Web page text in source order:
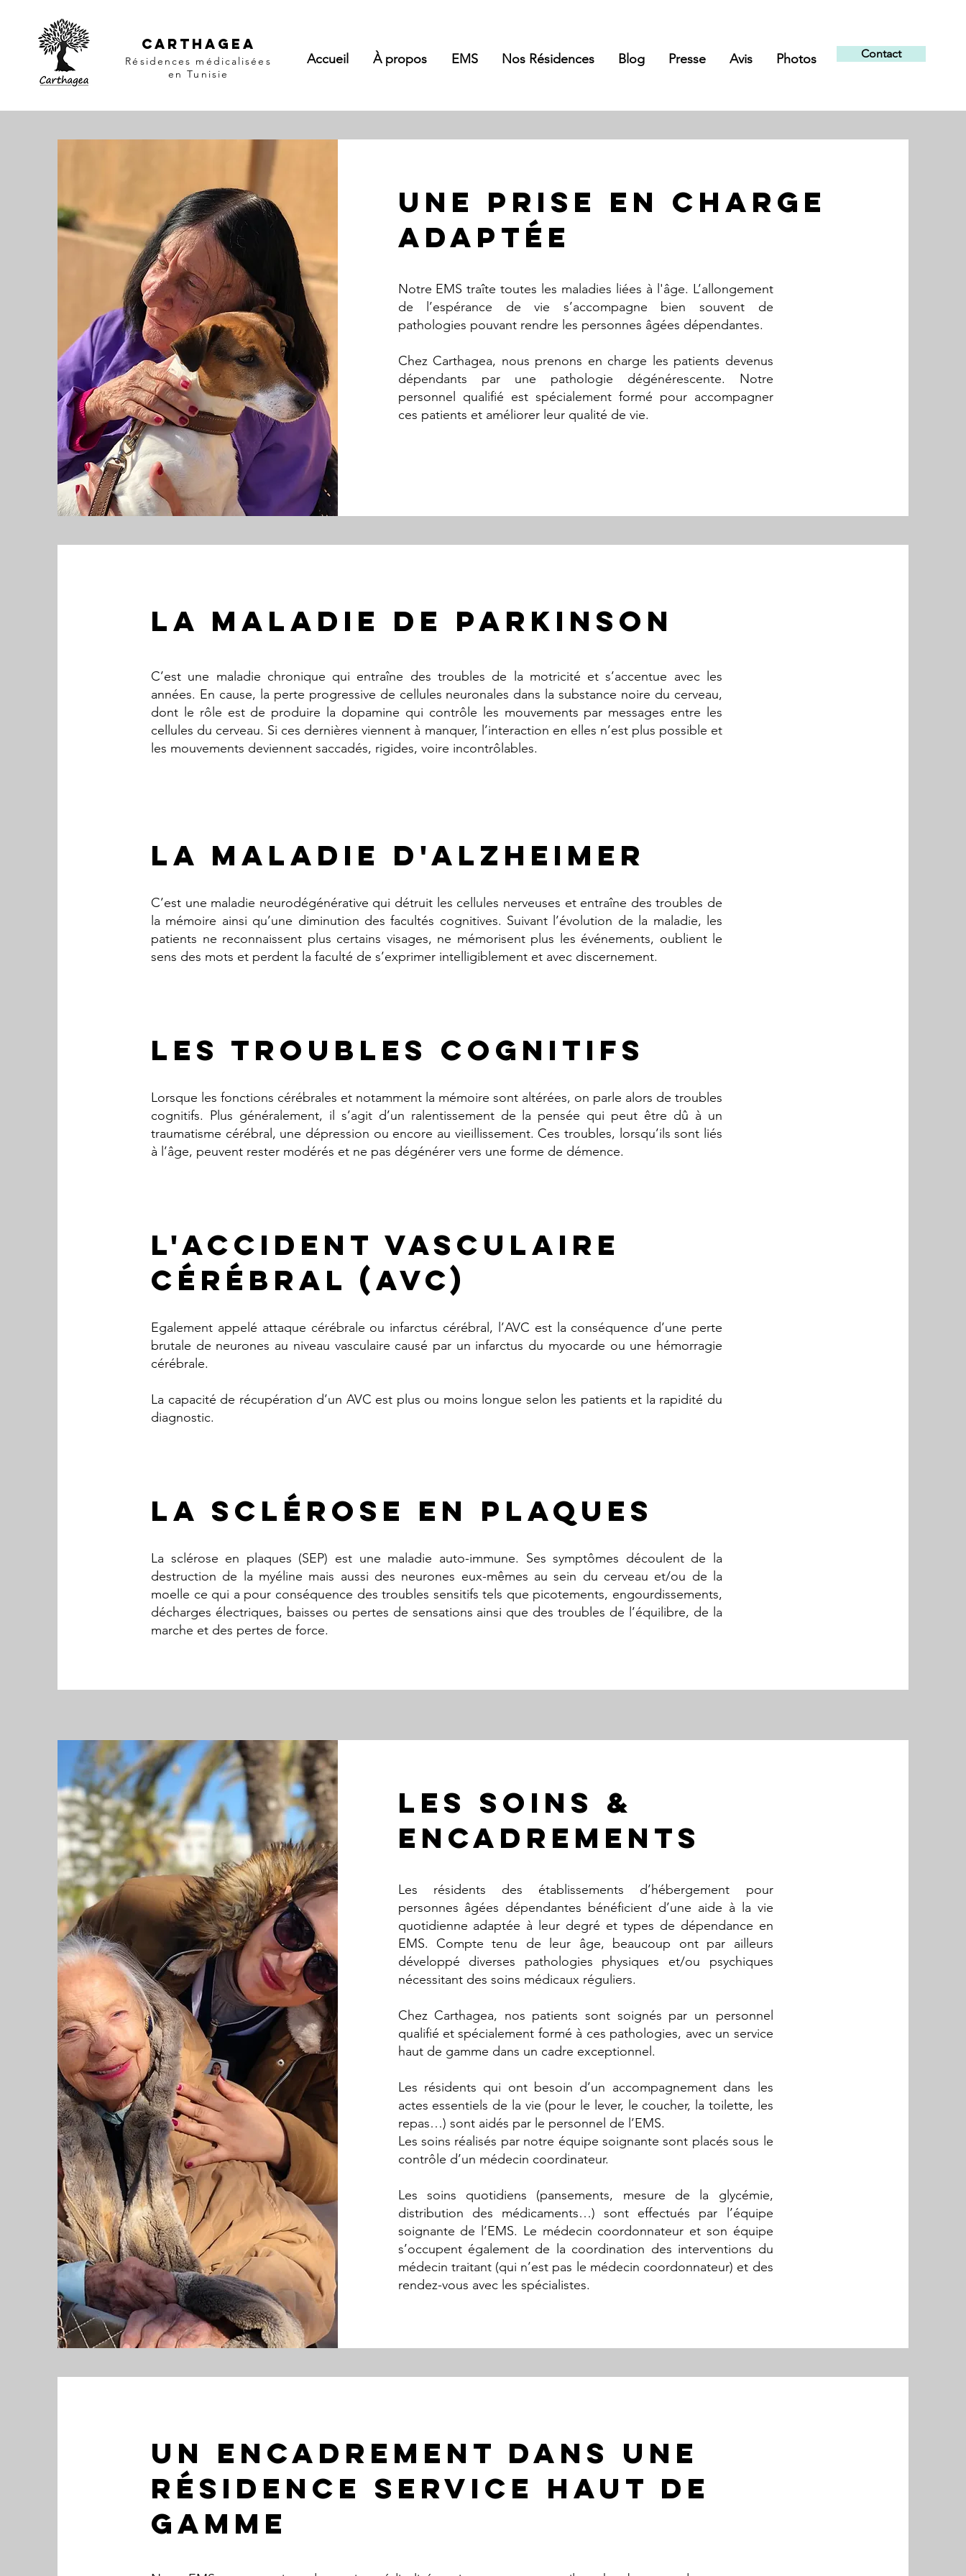
CARTHAGEA
Résidences médicalisées
en Tunisie
Accueil À propos EMS Nos Résidences Blog Presse Avis Photos Contact
UNE PRISE EN CHARGE
ADAPTée
Notre EMS traîte toutes les maladies liées à l'âge. L’allongement
de l’espérance de vie s’accompagne bien souvent de
pathologies pouvant rendre les personnes âgées dépendantes.
Chez Carthagea, nous prenons en charge les patients devenus
dépendants par une pathologie dégénérescente. Notre
personnel qualifié est spécialement formé pour accompagner
ces patients et améliorer leur qualité de vie.
LA MALADIE DE PARKINSON
C’est une maladie chronique qui entraîne des troubles de la motricité et s’accentue avec les
années. En cause, la perte progressive de cellules neuronales dans la substance noire du cerveau,
dont le rôle est de produire la dopamine qui contrôle les mouvements par messages entre les
cellules du cerveau. Si ces dernières viennent à manquer, l’interaction en elles n’est plus possible et
les mouvements deviennent saccadés, rigides, voire incontrôlables.
LA MALADIE D'alzheimer
C’est une maladie neurodégénérative qui détruit les cellules nerveuses et entraîne des troubles de
la mémoire ainsi qu’une diminution des facultés cognitives. Suivant l’évolution de la maladie, les
patients ne reconnaissent plus certains visages, ne mémorisent plus les événements, oublient le
sens des mots et perdent la faculté de s’exprimer intelligiblement et avec discernement.
les troubles cognitifs
Lorsque les fonctions cérébrales et notamment la mémoire sont altérées, on parle alors de troubles
cognitifs. Plus généralement, il s’agit d’un ralentissement de la pensée qui peut être dû à un
traumatisme cérébral, une dépression ou encore au vieillissement. Ces troubles, lorsqu’ils sont liés
à l’âge, peuvent rester modérés et ne pas dégénérer vers une forme de démence.
l'accident vasculaire
cérébral (AVC)
Egalement appelé attaque cérébrale ou infarctus cérébral, l’AVC est la conséquence d’une perte
brutale de neurones au niveau vasculaire causé par un infarctus du myocarde ou une hémorragie
cérébrale.
La capacité de récupération d’un AVC est plus ou moins longue selon les patients et la rapidité du
diagnostic.
LA SCLérose en plaques
La sclérose en plaques (SEP) est une maladie auto-immune. Ses symptômes découlent de la
destruction de la myéline mais aussi des neurones eux-mêmes au sein du cerveau et/ou de la
moelle ce qui a pour conséquence des troubles sensitifs tels que picotements, engourdissements,
décharges électriques, baisses ou pertes de sensations ainsi que des troubles de l’équilibre, de la
marche et des pertes de force.
les soins &
encadrements
Les résidents des établissements d’hébergement pour
personnes âgées dépendantes bénéficient d’une aide à la vie
quotidienne adaptée à leur degré et types de dépendance en
EMS. Compte tenu de leur âge, beaucoup ont par ailleurs
développé diverses pathologies physiques et/ou psychiques
nécessitant des soins médicaux réguliers.
Chez Carthagea, nos patients sont soignés par un personnel
qualifié et spécialement formé à ces pathologies, avec un service
haut de gamme dans un cadre exceptionnel.
Les résidents qui ont besoin d’un accompagnement dans les
actes essentiels de la vie (pour le lever, le coucher, la toilette, les
repas…) sont aidés par le personnel de l’EMS.
Les soins réalisés par notre équipe soignante sont placés sous le
contrôle d’un médecin coordinateur.
Les soins quotidiens (pansements, mesure de la glycémie,
distribution des médicaments…) sont effectués par l’équipe
soignante de l’EMS. Le médecin coordonnateur et son équipe
s’occupent également de la coordination des interventions du
médecin traitant (qui n’est pas le médecin coordonnateur) et des
rendez-vous avec les spécialistes.
UN ENCADREMENT DANS UNE
Résidence service haut de
gamme